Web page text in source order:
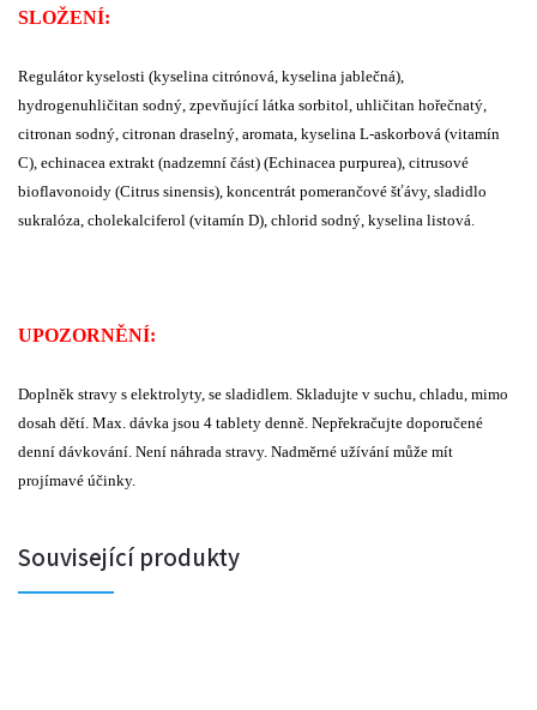
SLOŽENÍ:
Regulátor kyselosti (kyselina citrónová, kyselina jablečná),
hydrogenuhličitan sodný, zpevňující látka sorbitol, uhličitan hořečnatý,
citronan sodný, citronan draselný, aromata, kyselina L-askorbová (vitamín
C), echinacea extrakt (nadzemní část) (Echinacea purpurea), citrusové
bioflavonoidy (Citrus sinensis), koncentrát pomerančové šťávy, sladidlo
sukralóza, cholekalciferol (vitamín D), chlorid sodný, kyselina listová.
UPOZORNĚNÍ:
Doplněk stravy s elektrolyty, se sladidlem. Skladujte v suchu, chladu, mimo
dosah dětí. Max. dávka jsou 4 tablety denně. Nepřekračujte doporučené
denní dávkování. Není náhrada stravy. Nadměrné užívání může mít
projímavé účinky.
Související produkty